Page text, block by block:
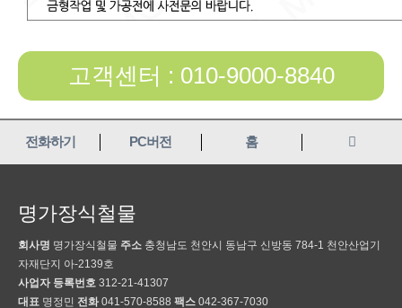
고객센터 : 010-9000-8840
전화하기 PC버전 홈
명가장식철물
회사명 명가장식철물 주소 충청남도 천안시 동남구 신방동 784-1 천안산업기
자재단지 아-2139호
사업자 등록번호 312-21-41307
대표 명정민 전화 041-570-8588 팩스 042-367-7030